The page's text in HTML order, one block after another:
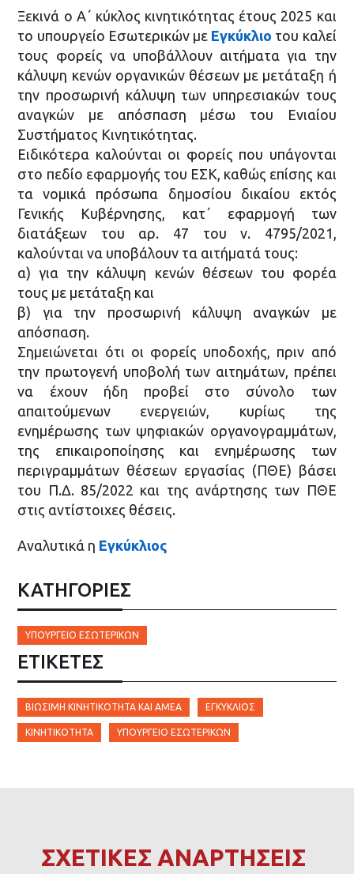
Ξεκινά ο Α΄ κύκλος κινητικότητας έτους 2025 και
το υπουργείο Εσωτερικών με Εγκύκλιο του καλεί
τους φορείς να υποβάλλουν αιτήματα για την
κάλυψη κενών οργανικών θέσεων με μετάταξη ή
την προσωρινή κάλυψη των υπηρεσιακών τους
αναγκών με απόσπαση μέσω του Ενιαίου
Συστήματος Κινητικότητας.
Ειδικότερα καλούνται οι φορείς που υπάγονται
στο πεδίο εφαρμογής του ΕΣΚ, καθώς επίσης και
τα νομικά πρόσωπα δημοσίου δικαίου εκτός
Γενικής Κυβέρνησης, κατ΄ εφαρμογή των
διατάξεων του αρ. 47 του ν. 4795/2021,
καλούνται να υποβάλουν τα αιτήματά τους:
α) για την κάλυψη κενών θέσεων του φορέα
τους με μετάταξη και
β) για την προσωρινή κάλυψη αναγκών με
απόσπαση.
Σημειώνεται ότι οι φορείς υποδοχής, πριν από
την πρωτογενή υποβολή των αιτημάτων, πρέπει
να έχουν ήδη προβεί στο σύνολο των
απαιτούμενων ενεργειών, κυρίως της
ενημέρωσης των ψηφιακών οργανογραμμάτων,
της επικαιροποίησης και ενημέρωσης των
περιγραμμάτων θέσεων εργασίας (ΠΘΕ) βάσει
του Π.Δ. 85/2022 και της ανάρτησης των ΠΘΕ
στις αντίστοιχες θέσεις.
Αναλυτικά η Εγκύκλιος
ΚΑΤΗΓΟΡΙΕΣ
ΥΠΟΥΡΓΕΊΟ ΕΣΩΤΕΡΙΚΏΝ
ΕΤΙΚΈΤΕΣ
ΒΙΏΣΙΜΗ ΚΙΝΗΤΙΚΌΤΗΤΑ ΚΑΙ ΑΜΕΑ ΕΓΚΎΚΛΙΟΣ
ΚΙΝΗΤΙΚΌΤΗΤΑ ΎΠΟΥΡΓΕΊΟ ΕΣΩΤΕΡΙΚΏΝ
ΣΧΕΤΙΚΕΣ ΑΝΑΡΤΗΣΕΙΣ